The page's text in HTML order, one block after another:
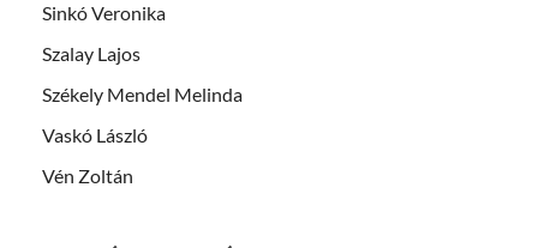
Sinkó Veronika
Szalay Lajos
Székely Mendel Melinda
Vaskó László
Vén Zoltán